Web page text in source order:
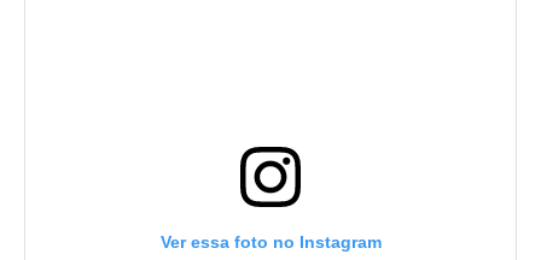
Ver essa foto no Instagram